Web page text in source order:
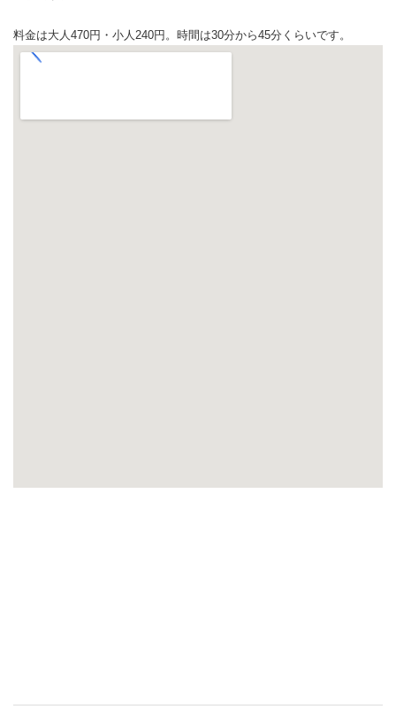
料金は大人470円・小人240円。時間は30分から45分くらいです。